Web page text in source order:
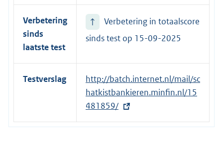
k
Verbetering
sinds
laatste test
↑
Verbetering in totaalscore
sinds test op 15-09-2025
Testverslag
E
x
t
e
http://batch.internet.nl/mail/sc
hatkistbankieren.minfin.nl/15
481859/